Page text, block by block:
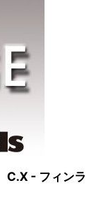
- フィンラ